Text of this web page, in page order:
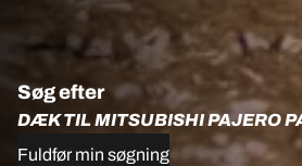
Søg efter
DÆK TIL MITSUBISHI PAJERO
Fuldfør min søgning